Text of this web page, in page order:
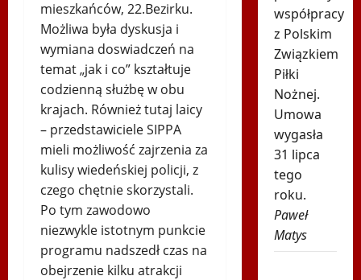
mieszkańców, 22.Bezirku.
Możliwa była dyskusja i
wymiana doswiadczeń na
temat „jak i co” kształtuje
codzienną służbę w obu
krajach. Również tutaj laicy
– przedstawiciele SIPPA
mieli możliwość zajrzenia za
kulisy wiedeńskiej policji, z
czego chętnie skorzystali.
Po tym zawodowo
niezwykle istotnym punkcie
programu nadszedł czas na
obejrzenie kilku atrakcji
współpracy
z Polskim
Związkiem
Piłki
Nożnej.
Umowa
wygasła
31 lipca
tego
roku.
Paweł
Matys